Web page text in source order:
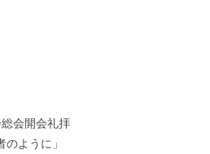
会開会礼拝
うに」